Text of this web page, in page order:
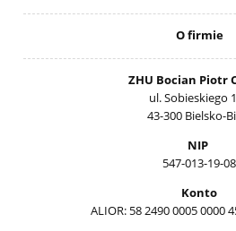
O firmie
ZHU Bocian Piotr
ul. Sobieskiego
43-300 Bielsko-
NIP
547-013-19-08
Konto
ALIOR: 58 2490 0005 0000